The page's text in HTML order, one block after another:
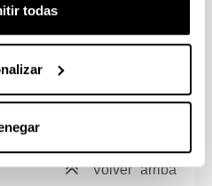
todas
que solicita la codirección
indicado en la página
especificados en el
Volver arriba